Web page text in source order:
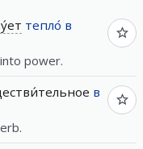
тепло́ в
power.
в